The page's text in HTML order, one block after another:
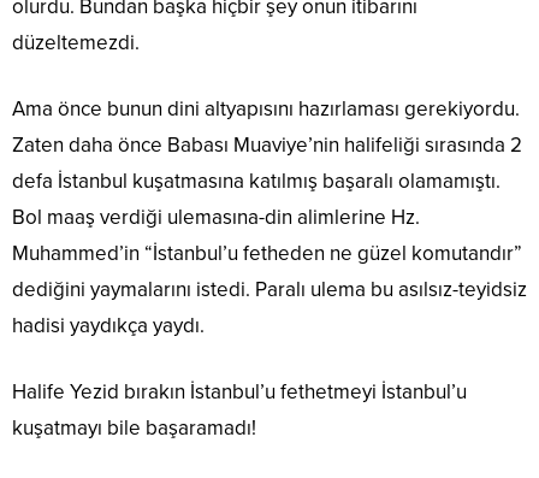
olurdu. Bundan başka hiçbir şey onun itibarını
düzeltemezdi.
Ama önce bunun dini altyapısını hazırlaması gerekiyordu.
Zaten daha önce Babası Muaviye’nin halifeliği sırasında 2
defa İstanbul kuşatmasına katılmış başaralı olamamıştı.
Bol maaş verdiği ulemasına-din alimlerine Hz.
Muhammed’in “İstanbul’u fetheden ne güzel komutandır”
dediğini yaymalarını istedi. Paralı ulema bu asılsız-teyidsiz
hadisi yaydıkça yaydı.
Halife Yezid bırakın İstanbul’u fethetmeyi İstanbul’u
kuşatmayı bile başaramadı!